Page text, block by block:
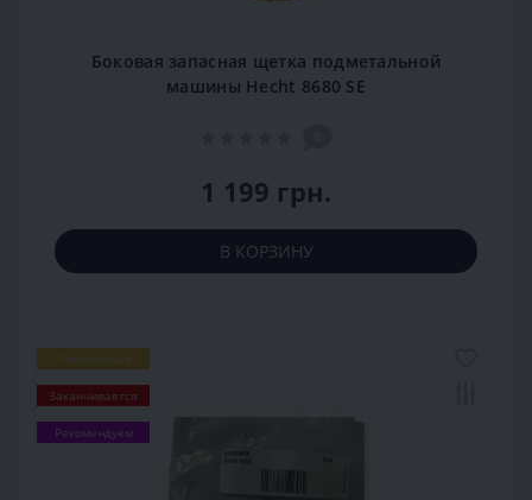
Боковая запасная щетка подметальной
машины Hecht 8680 SE
1 199 грн.
В КОРЗИНУ
Популярный
Заканчивается
Рекомендуем